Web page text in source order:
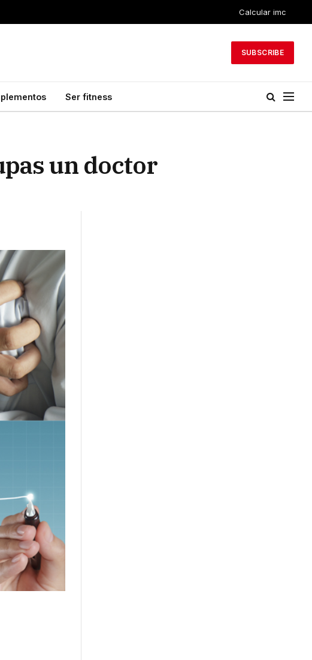
Calcular imc
SUBSCRIBE
Ser fitness
un doctor